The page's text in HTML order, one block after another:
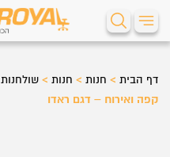
דף הבית > חנות > חנות > שולחנות
קפה ואירוח – דגם ראדו